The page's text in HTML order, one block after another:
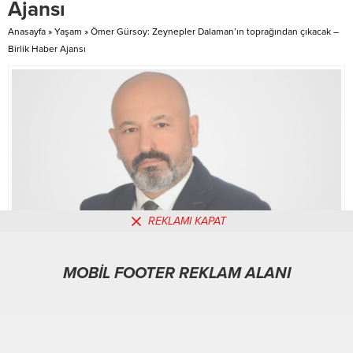
okullarında...
Ajansı
Anasayfa » Yaşam » Ömer Gürsoy: Zeynepler Dalaman’ın toprağından çıkacak –
Birlik Haber Ajansı
REKLAMI KAPAT
MOBİL FOOTER REKLAM ALANI